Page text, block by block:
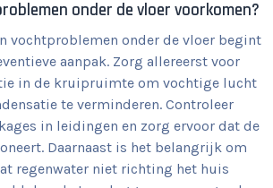
onder de vloer voorkomen?
vochtproblemen onder de vloer begint
aanpak. Zorg allereerst voor
in de kruipruimte om vochtige lucht
te verminderen. Controleer
in leidingen en zorg ervoor dat de
Daarnaast is het belangrijk om
regenwater niet richting het huis